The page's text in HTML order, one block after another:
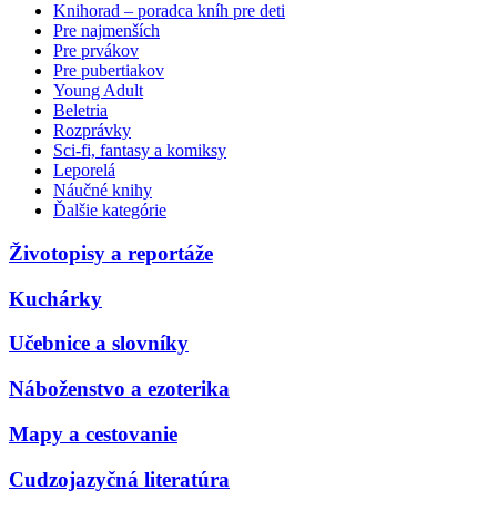
Knihorad – poradca kníh pre deti
Pre najmenších
Pre prvákov
Pre pubertiakov
Young Adult
Beletria
Rozprávky
Sci-fi, fantasy a komiksy
Leporelá
Náučné knihy
Ďalšie kategórie
Životopisy a reportáže
Kuchárky
Učebnice a slovníky
Náboženstvo a ezoterika
Mapy a cestovanie
Cudzojazyčná literatúra